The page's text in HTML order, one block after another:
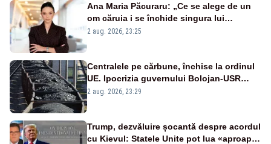
Ana Maria Păcuraru: „Ce se alege de un
om căruia i se închide singura lui
portiță?”
2 aug. 2026, 23:25
Centralele pe cărbune, închise la ordinul
UE. Ipocrizia guvernului Bolojan-USR
după starea de alertă
2 aug. 2026, 23:29
Trump, dezvăluire șocantă despre acordul
cu Kievul: Statele Unite pot lua «aproape